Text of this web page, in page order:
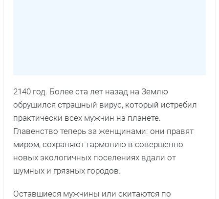
2140 год. Более ста лет назад на Землю
обрушился страшный вирус, который истребил
практически всех мужчин на планете.
Главенство теперь за женщинами: они правят
миром, сохраняют гармонию в совершенно
новых экологичных поселениях вдали от
шумных и грязных городов.
Оставшиеся мужчины или скитаются по